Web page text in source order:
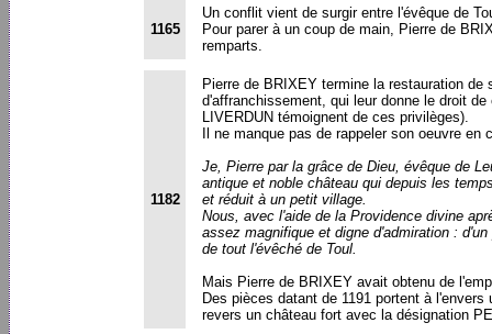
1165
Un conflit vient de surgir entre l'évêque de
Pour parer à un coup de main, Pierre de
remparts.
1182
Pierre de BRIXEY termine la restauration
d'affranchissement, qui leur donne le droit
LIVERDUN témoignent de ces privilèges).
Il ne manque pas de rappeler son oeuvre
Je, Pierre par la grâce de Dieu, évêque de
antique et noble château qui depuis les
et réduit à un petit village.
Nous, avec l'aide de la Providence divine
assez magnifique et digne d'admiration :
de tout l'évêché de Toul.
Mais Pierre de BRIXEY avait obtenu de
Des pièces datant de 1191 portent à
revers un château fort avec la désignation